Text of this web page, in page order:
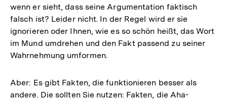
wenn er sieht, dass seine Argumentation faktisch
falsch ist? Leider nicht. In der Regel wird er sie
ignorieren oder Ihnen, wie es so schön heißt, das Wort
im Mund umdrehen und den Fakt passend zu seiner
Wahrnehmung umformen.
Aber: Es gibt Fakten, die funktionieren besser als
andere. Die sollten Sie nutzen: Fakten, die Aha-